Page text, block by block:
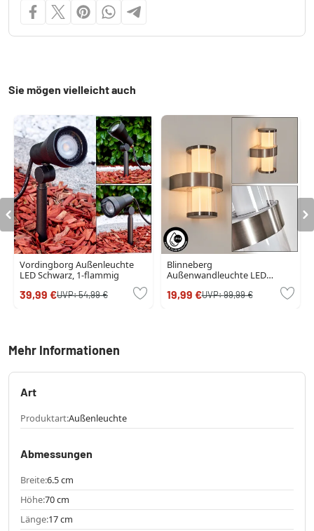
Sie mögen vielleicht auch
Vordingborg Außenleuchte
LED Schwarz, 1-flammig
39,99 €UVP:54,99 €
Blinneberg
Außenwandleuchte LED
19,99 €UVP:99,99 €
Mehr Informationen
Art
Produktart:Außenleuchte
Abmessungen
Breite:6.5 cm
Höhe:70 cm
Länge:17 cm